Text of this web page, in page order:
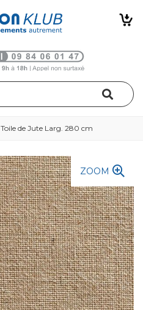
Toile de Jute Larg. 280 cm
ZOOM